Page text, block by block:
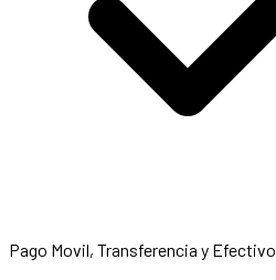
Pago Movil, Transferencia y Efectivo